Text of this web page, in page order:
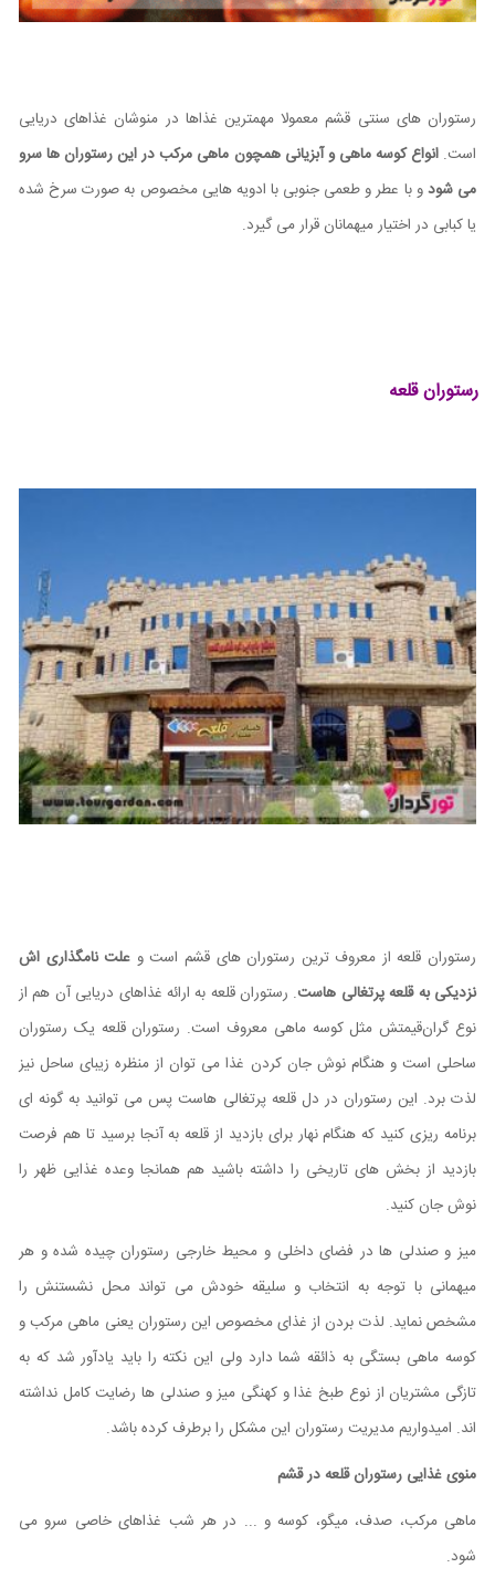
رستوران های سنتی قشم معمولا مهمترین غذاها در منوشان غذاهای دریایی
است.انواع کوسه ماهی و آبزیانی همچون ماهی مرکب در این رستوران ها سرو
می شودو با عطر و طعمی جنوبی با ادویه هایی مخصوص به صورت سرخ شده
یا کبابی در اختیار میهمانان قرار می گیرد.
رستوران قلعه
رستوران قلعه از معروف ترین رستوران های قشم است و علت نامگذاری اش
نزدیکی به قلعه پرتغالی هاست. رستوران قلعه به ارائه غذاهای دریایی آن هم از
نوع گران‌قیمتش مثل کوسه ماهی معروف است. رستوران قلعه یک رستوران
ساحلی است و هنگام نوش جان کردن غذا می توان از منظره زیبای ساحل نیز
لذت برد. این رستوران در دل قلعه پرتغالی هاست پس می توانید به گونه ای
برنامه ریزی کنید که هنگام نهار برای بازدید از قلعه به آنجا برسید تا هم فرصت
بازدید از بخش های تاریخی را داشته باشید هم همانجا وعده غذایی ظهر را
نوش جان کنید.
میز و صندلی ها در فضای داخلی و محیط خارجی رستوران چیده شده و هر
میهمانی با توجه به انتخاب و سلیقه خودش می تواند محل نشستنش را
مشخص نماید. لذت بردن از غذای مخصوص این رستوران یعنی ماهی مرکب و
کوسه ماهی بستگی به ذائقه شما دارد ولی این نکته را باید یادآور شد که به
تازگی مشتریان از نوع طبخ غذا و کهنگی میز و صندلی ها رضایت کامل نداشته
اند. امیدواریم مدیریت رستوران این مشکل را برطرف کرده باشد.
منوی غذایی رستوران قلعه در قشم
ماهی مرکب، صدف، میگو، کوسه و ... در هر شب غذاهای خاصی سرو می
شود.